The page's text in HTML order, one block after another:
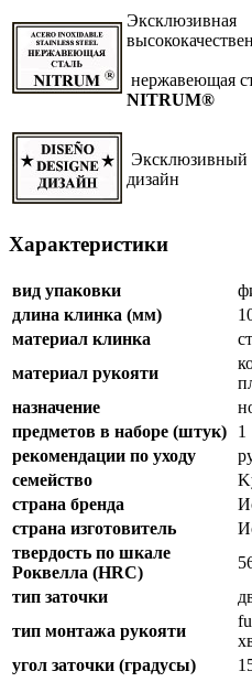
Эксклюзивная
нержавеющая
NITRUM®
Эксклюзивный
дизайн
Характеристики
вид упаковки
длина клинка (мм)
материал клинка
материал рукояти
назначение
предметов в наборе (штук)
1
рекомендации по уходу
семейство
страна бренда
страна изготовитель
твердость по шкале
Роквелла (HRC)
тип заточки
тип монтажа рукояти
угол заточки (градусы)